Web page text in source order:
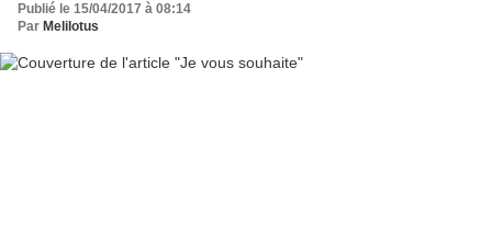
Publié le 15/04/2017 à 08:14
Par Melilotus